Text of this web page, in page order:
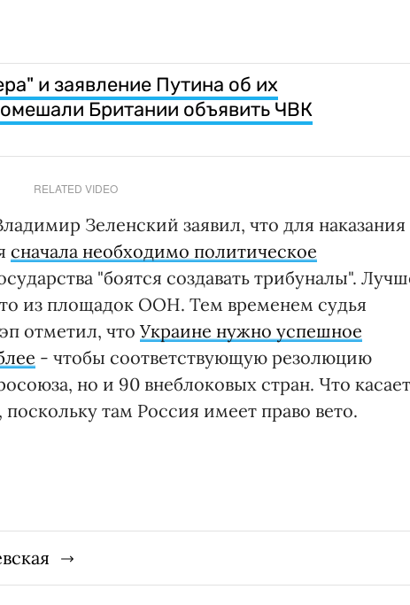
и заявление Путина об их
Британии объявить ЧВК
RELATED VIDEO
Зеленский заявил, что для наказания
сначала необходимо политическое
"боятся создавать трибуналы".
то из площадок ООН. Тем временем судья
отметил, что Украине нужно успешное
- чтобы соответствующую резолюцию
но и 90 внеблоковых стран. Что
там Россия имеет право вето.